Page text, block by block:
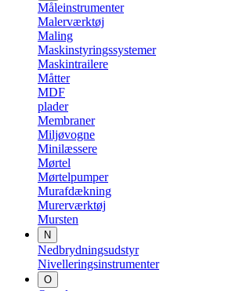
Måleinstrumenter
Malerværktøj
Maling
Maskinstyringssystemer
Maskintrailere
Måtter
MDF
plader
Membraner
Miljøvogne
Minilæssere
Mørtel
Mørtelpumper
Murafdækning
Murerværktøj
Mursten
N
Nedbrydningsudstyr
Nivelleringsinstrumenter
O